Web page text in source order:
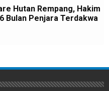
Hutan Rempang, Hakim
Bulan Penjara Terdakwa